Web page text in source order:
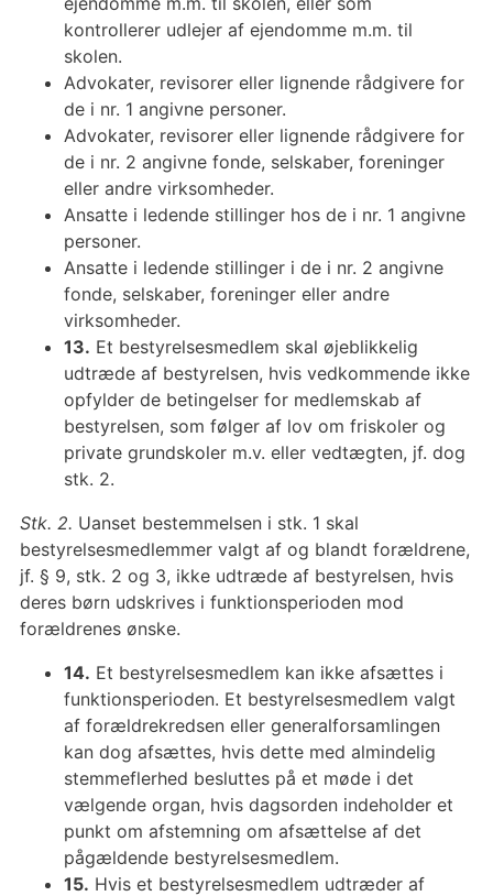
kontrollerer udlejer af ejendomme m.m. til
skolen.
Advokater, revisorer eller lignende rådgivere for
de i nr. 1 angivne personer.
Advokater, revisorer eller lignende rådgivere for
de i nr. 2 angivne fonde, selskaber, foreninger
eller andre virksomheder.
Ansatte i ledende stillinger hos de i nr. 1 angivne
personer.
Ansatte i ledende stillinger i de i nr. 2 angivne
fonde, selskaber, foreninger eller andre
virksomheder.
13. Et bestyrelsesmedlem skal øjeblikkelig
udtræde af bestyrelsen, hvis vedkommende ikke
opfylder de betingelser for medlemskab af
bestyrelsen, som følger af lov om friskoler og
private grundskoler m.v. eller vedtægten, jf. dog
stk. 2.
Stk. 2. Uanset bestemmelsen i stk. 1 skal
bestyrelsesmedlemmer valgt af og blandt forældrene,
jf. § 9, stk. 2 og 3, ikke udtræde af bestyrelsen, hvis
deres børn udskrives i funktionsperioden mod
forældrenes ønske.
14. Et bestyrelsesmedlem kan ikke afsættes i
funktionsperioden. Et bestyrelsesmedlem valgt
af forældrekredsen eller generalforsamlingen
kan dog afsættes, hvis dette med almindelig
stemmeflerhed besluttes på et møde i det
vælgende organ, hvis dagsorden indeholder et
punkt om afstemning om afsættelse af det
pågældende bestyrelsesmedlem.
15. Hvis et bestyrelsesmedlem udtræder af